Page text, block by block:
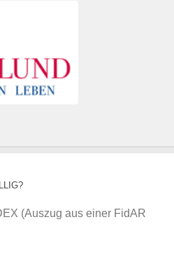
(Auszug aus einer FidAR